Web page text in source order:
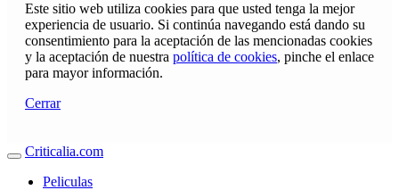
Este sitio web utiliza cookies para que usted tenga la mejor
experiencia de usuario. Si continúa navegando está dando su
consentimiento para la aceptación de las mencionadas cookies
y la aceptación de nuestra política de cookies, pinche el enlace
para mayor información.
Cerrar
Criticalia.com
Peliculas